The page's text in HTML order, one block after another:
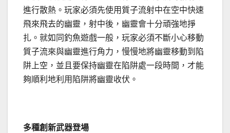
進行散熱。玩家必須先使用質子流射中在空中快速
飛來飛去的幽靈，射中後，幽靈會十分頑強地掙
扎。就如同釣魚遊戲一般，玩家必須不斷小心移動
質子流來與幽靈進行角力，慢慢地將幽靈移動到陷
阱上空，並且要保持幽靈在陷阱處一段時間，才能
夠順利地利用陷阱將幽靈收伏。
多種創新武器登場